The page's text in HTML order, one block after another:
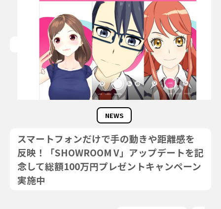
NEWS
スマートフォンだけで手の動きや距離感を
反映！「SHOWROOM V」アップデートを記
念して総額100万円プレゼントキャンペーン
実施中